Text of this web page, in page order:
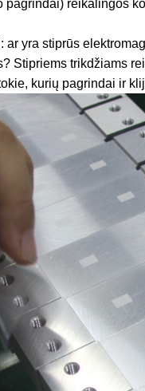
pagrindai) reikalingos
ar yra stiprūs
Stipriems trikdžiams
kurių pagrindai ir